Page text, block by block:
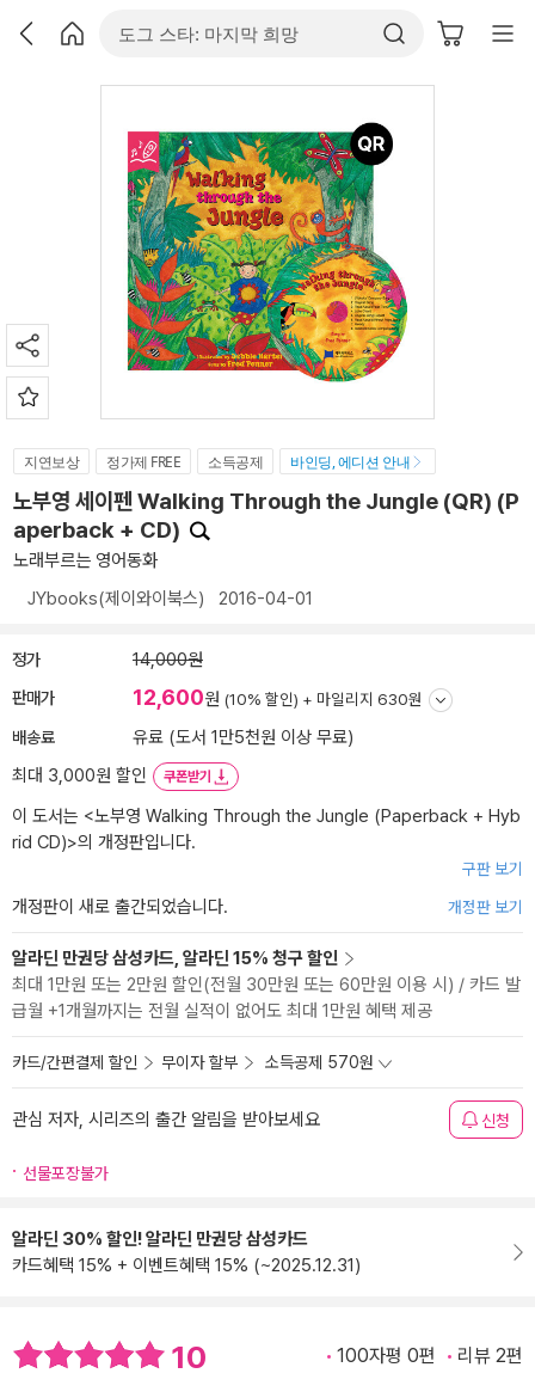
지연보상 정가제 FREE 소득공제 바인딩, 에디션 안내
노부영 세이펜 Walking Through the Jungle (QR) (P
aperback + CD)
노래부르는 영어동화
JYbooks(제이와이북스) 2016-04-01
정가 14,000원
판매가 12,600원 (10% 할인) + 마일리지 630원
배송료
유료 (도서 1만5천원 이상 무료)
최대 3,000원 할인
쿠폰받기
이 도서는 <노부영 Walking Through the Jungle (Paperback + Hyb
rid CD)>의 개정판입니다.
구판 보기
개정판이 새로 출간되었습니다. 개정판 보기
알라딘 만권당 삼성카드, 알라딘 15% 청구 할인
최대 1만원 또는 2만원 할인(전월 30만원 또는 60만원 이용 시) / 카드 발
급월 +1개월까지는 전월 실적이 없어도 최대 1만원 혜택 제공
카드/간편결제 할인 무이자 할부 소득공제 570원
관심 저자, 시리즈의 출간 알림을 받아보세요 신청
선물포장불가
알라딘 30% 할인! 알라딘 만권당 삼성카드
카드혜택 15% + 이벤트혜택 15% (~2025.12.31)
10 100자평 0편 리뷰 2편